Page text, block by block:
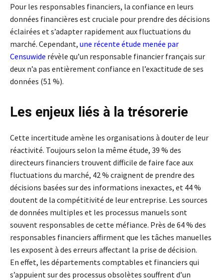
Pour les responsables financiers, la confiance en leurs
données financières est cruciale pour prendre des décisions
éclairées et s’adapter rapidement aux fluctuations du
marché. Cependant, une récente étude menée par
Censuwide révèle qu’un responsable financier français sur
deux n’a pas entièrement confiance en l’exactitude de ses
données (51 %).
Les enjeux liés à la trésorerie
Cette incertitude amène les organisations à douter de leur
réactivité. Toujours selon la même étude, 39 % des
directeurs financiers trouvent difficile de faire face aux
fluctuations du marché, 42 % craignent de prendre des
décisions basées sur des informations inexactes, et 44 %
doutent de la compétitivité de leur entreprise. Les sources
de données multiples et les processus manuels sont
souvent responsables de cette méfiance. Près de 64 % des
responsables financiers affirment que les tâches manuelles
les exposent à des erreurs affectant la prise de décision.
En effet, les départements comptables et financiers qui
s’appuient sur des processus obsolètes souffrent d’un